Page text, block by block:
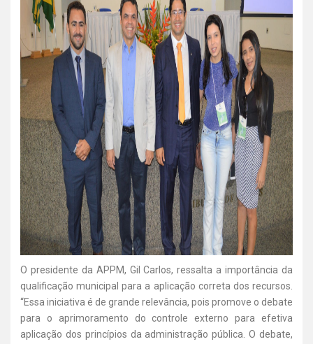
O presidente da APPM, Gil Carlos, ressalta a importância da
qualificação municipal para a aplicação correta dos recursos.
“Essa iniciativa é de grande relevância, pois promove o debate
para o aprimoramento do controle externo para efetiva
aplicação dos princípios da administração pública. O debate,